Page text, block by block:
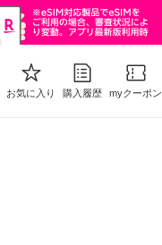
お気に入り 購入履歴 myクーポン